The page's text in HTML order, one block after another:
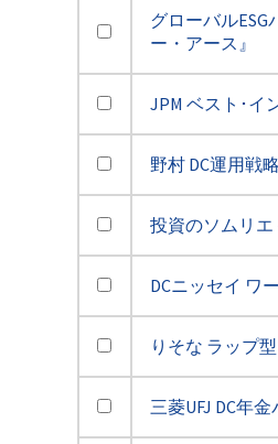
グローバル
ー・アース』
JPM ベスト･イ
野村 DC運用戦
投資のソムリエ
DCニッセイ ワ
りそな ラップ
三菱UFJ DC年